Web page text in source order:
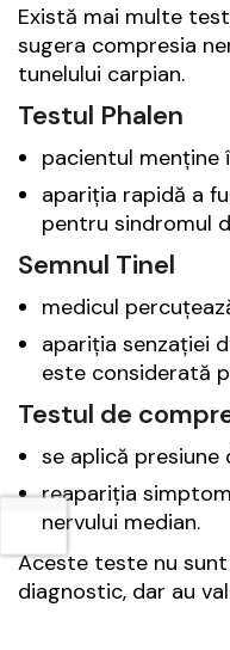
Există mai multe
sugera compresia
tunelului carpian.
Testul Phalen
pacientul menține
apariția rapidă a
pentru sindromul
Semnul Tinel
medicul
apariția senzației
este considerată
Testul de
se aplică
reapariția
nervului median.
Aceste teste nu
diagnostic, dar au